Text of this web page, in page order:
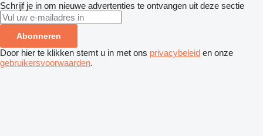
Schrijf je in om nieuwe advertenties te ontvangen uit deze sectie
Abonneren
Door hier te klikken stemt u in met ons privacybeleid en onze
gebruikersvoorwaarden.